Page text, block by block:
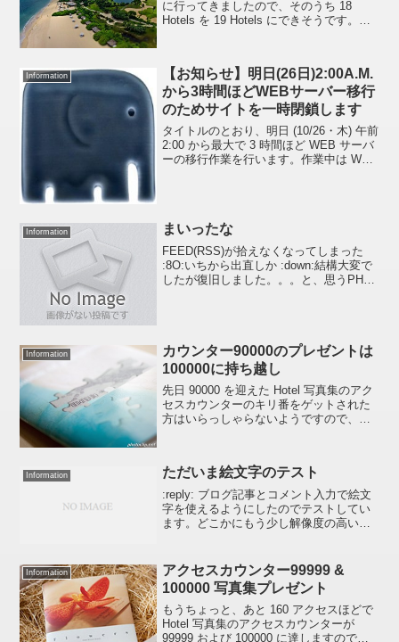
に行ってきましたので、そのうち 18
Hotels を 19 Hotels にできそうです。旅
が...
Information
【お知らせ】明日(26日)2:00A.M.
から3時間ほどWEBサーバー移行
のためサイトを一時閉鎖します
タイトルのとおり、明日 (10/26・木) 午前
2:00 から最大で 3 時間ほど WEB サーバ
ーの移行作業を行います。作業中は WEB
Information まいったな
FEED(RSS)が拾えなくなってしまった
:8O:いちから出直しか :down:結構大変で
したが復旧しました。。。と、思うPHP
Information
カウンター90000のプレゼントは
100000に持ち越し
先日 90000 を迎えた Hotel 写真集のアク
セスカウンターのキリ番をゲットされた
方はいらっしゃらないようですので、次
Photoback に注文した A5版 「...
Information ただいま絵文字のテスト
:reply: ブログ記事とコメント入力で絵文
字を使えるようにしたのでテストしてい
ます。どこかにもう少し解像度の高いき
していたらヌカにキュウリを入れるのを
忘れ...
Information
アクセスカウンター99999 &
100000 写真集プレゼント
もうちょっと、あと 160 アクセスほどで
Hotel 写真集のアクセスカウンターが
99999 および 100000 に達しますので、